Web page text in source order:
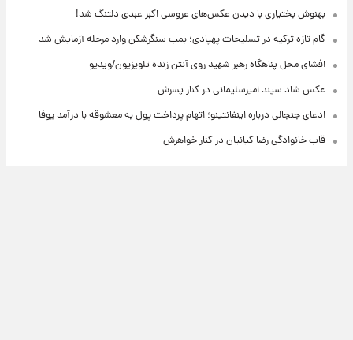
بهنوش بختیاری با دیدن عکس‌های عروسی اکبر عبدی دلتنگ شد!
گام تازه ترکیه در تسلیحات پهپادی؛ بمب سنگرشکن وارد مرحله آزمایش شد
افشای محل پناهگاه‌ رهبر شهید روی آنتن زنده تلویزیون/ویدیو
عکس شاد سپند امیرسلیمانی در کنار پسرش
ادعای جنجالی درباره اینفانتینو؛ اتهام پرداخت پول به معشوقه با درآمد یوفا
قاب خانوادگی رضا کیانیان در کنار خواهرش